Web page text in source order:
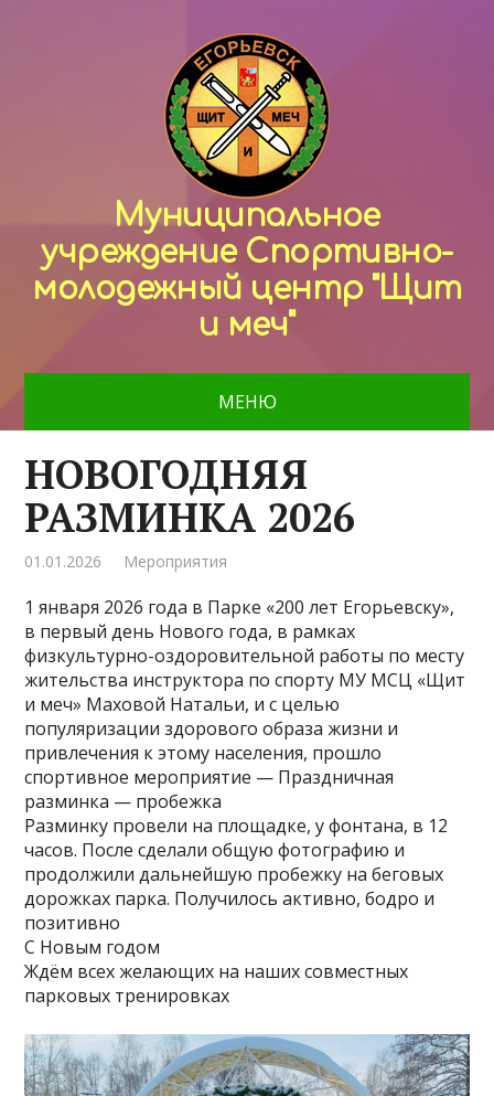
Муниципальное
учреждение Спортивно-
молодежный центр "Щит
и меч"
МЕНЮ
НОВОГОДНЯЯ
РАЗМИНКА 2026
01.01.2026 Мероприятия
1 января 2026 года в Парке «200 лет Егорьевску»,
в первый день Нового года, в рамках
физкультурно-оздоровительной работы по месту
жительства инструктора по спорту МУ МСЦ «Щит
и меч» Маховой Натальи, и с целью
популяризации здорового образа жизни и
привлечения к этому населения, прошло
спортивное мероприятие — Праздничная
разминка — пробежка
Разминку провели на площадке, у фонтана, в 12
часов. После сделали общую фотографию и
продолжили дальнейшую пробежку на беговых
дорожках парка. Получилось активно, бодро и
позитивно
С Новым годом
Ждём всех желающих на наших совместных
парковых тренировках